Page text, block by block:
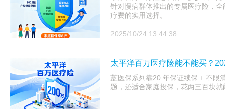
针对慢病群体推出的专属医疗险，
疗费的实用选择。
2025/10/24 13:44:38
太平洋百万医疗险能不能买？
蓝医保系列靠20 年保证续保 + 不限
题，还适合家庭投保，花两三百块